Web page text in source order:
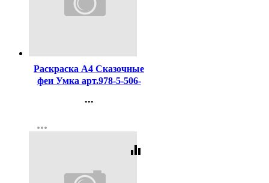
Раскраска А4 Сказочные
феи Умка арт.978-5-506-
...
Регистрация
more_horiz
equalizer